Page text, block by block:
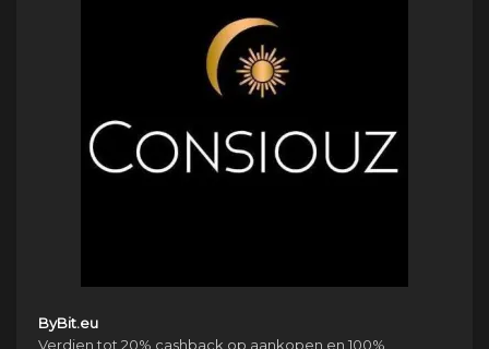
ByBit.eu
Verdien tot 20% cashback op aankopen en 100%